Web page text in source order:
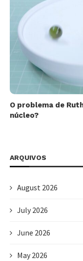
O problema de
núcleo?
ARQUIVOS
August 2026
July 2026
June 2026
May 2026